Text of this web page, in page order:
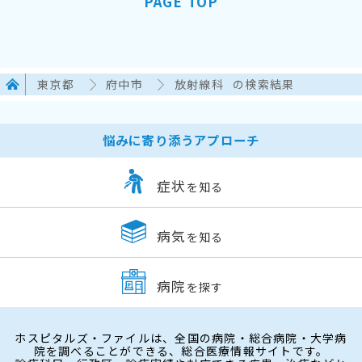
東京都 府中市 放射線科 の検索結果
悩みに寄り添うアプローチ
症状 を知る
病気 を知る
病院 を探す
ホスピタルズ・ファイルは、全国の病院・総合病院・大学病
院を調べることができる、総合医療情報サイトです。